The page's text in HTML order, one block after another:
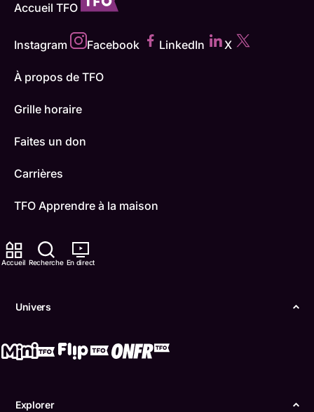
Accueil Recherche En direct
Univers
Explorer
Accueil TFO
Instagram Facebook LinkedIn X
À propos de TFO
Grille horaire
Faites un don
Carrières
TFO Apprendre à la maison
Comment nous capter
ONFR
Conditions d'utilisation